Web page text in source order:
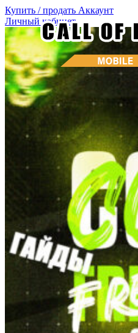
Купить / продать Аккаунт
Личный кабинет